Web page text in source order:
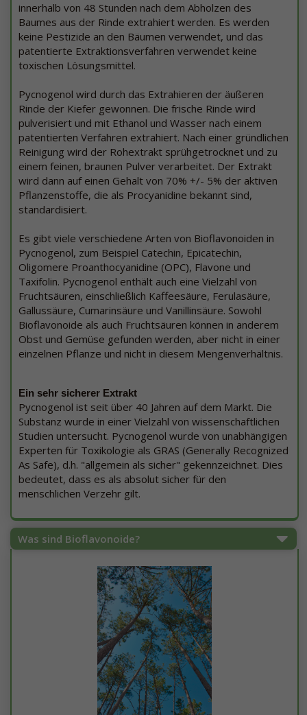
innerhalb von 48 Stunden nach dem Abholzen des
Baumes aus der Rinde extrahiert werden. Es werden
keine Pestizide an den Bäumen verwendet, und das
patentierte Extraktionsverfahren verwendet keine
toxischen Lösungsmittel.
Pycnogenol wird durch das Extrahieren der äußeren
Rinde der Kiefer gewonnen. Die frische Rinde wird
pulverisiert und mit Ethanol und Wasser nach einem
patentierten Verfahren extrahiert. Nach einer gründlichen
Reinigung wird der Rohextrakt sprühgetrocknet und zu
einem feinen, braunen Pulver verarbeitet. Der Extrakt
wird dann auf einen Gehalt von 70% +/- 5% der aktiven
Pflanzenstoffe, die als Procyanidine bekannt sind,
standardisiert.
Es gibt viele verschiedene Arten von Bioflavonoiden in
Pycnogenol, zum Beispiel Catechin, Epicatechin,
Oligomere Proanthocyanidine (OPC), Flavone und
Taxifolin. Pycnogenol enthält auch eine Vielzahl von
Fruchtsäuren, einschließlich Kaffeesäure, Ferulasäure,
Gallussäure, Cumarinsäure und Vanillinsäure. Sowohl
Bioflavonoide als auch Fruchtsäuren können in anderem
Obst und Gemüse gefunden werden, aber nicht in einer
einzelnen Pflanze und nicht in diesem Mengenverhältnis.
Ein sehr sicherer Extrakt
Pycnogenol ist seit über 40 Jahren auf dem Markt. Die
Substanz wurde in einer Vielzahl von wissenschaftlichen
Studien untersucht. Pycnogenol wurde von unabhängigen
Experten für Toxikologie als GRAS (Generally Recognized
As Safe), d.h. "allgemein als sicher" gekennzeichnet. Dies
bedeutet, dass es als absolut sicher für den
menschlichen Verzehr gilt.
Was sind Bioflavonoide?